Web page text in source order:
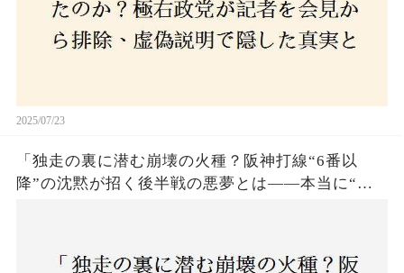
2025/07/23
「独走の裏に潜む崩壊の火種？阪神打線“6番以
降”の沈黙が招く後半戦の悪夢とは——本当に“強